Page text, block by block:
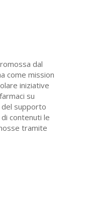
dal
come mission
iniziative
su
del supporto
contenuti le
tramite